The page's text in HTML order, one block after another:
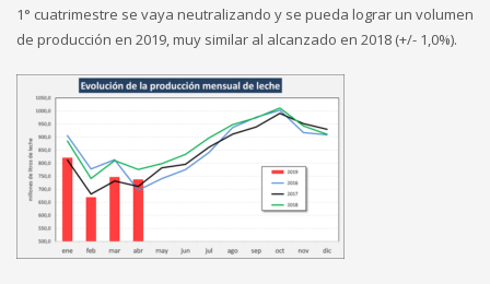
1° cuatrimestre se vaya neutralizando y se pueda lograr un volumen
de producción en 2019, muy similar al alcanzado en 2018 (+/- 1,0%).